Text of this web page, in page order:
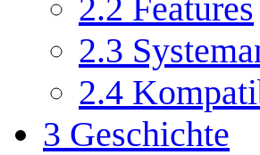
2.2 Features
2.3
2.4
3 Geschichte